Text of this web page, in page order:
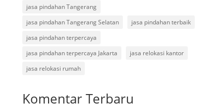
jasa pindahan Tangerang
jasa pindahan Tangerang Selatan
jasa pindahan terbaik
jasa pindahan terpercaya
jasa pindahan terpercaya Jakarta
jasa relokasi kantor
jasa relokasi rumah
Komentar Terbaru